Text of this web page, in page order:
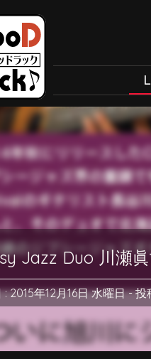
Jazz Duo 川瀬
: 2015年12月16日 水曜日-投